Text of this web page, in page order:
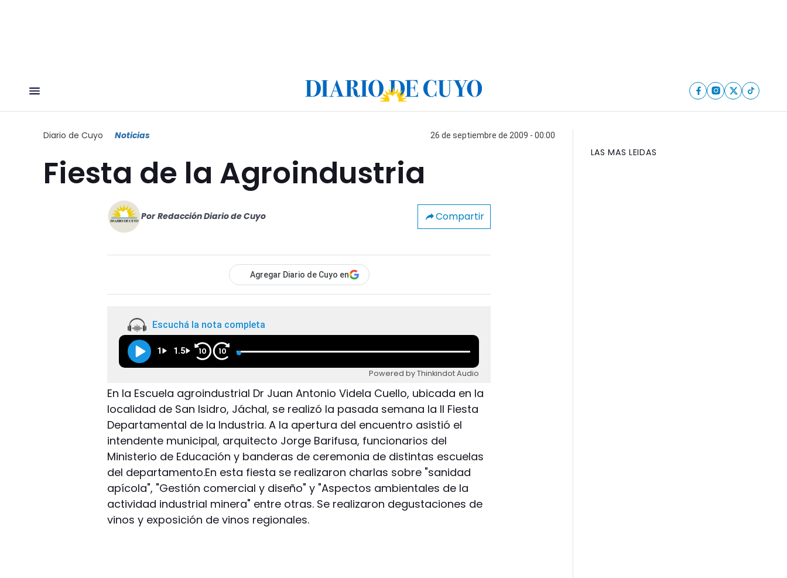
Diario de Cuyo Noticias 26 de septiembre de 2009 - 00:00
Fiesta de la Agroindustria
Por Redacción Diario de Cuyo Compartir
Agregar Diario de Cuyo en
Escuchá la nota completa
1 1.5 10 10
Powered by Thinkindot Audio
En la Escuela agroindustrial Dr Juan Antonio Videla Cuello, ubicada en la
localidad de San Isidro, Jáchal, se realizó la pasada semana la II Fiesta
Departamental de la Industria. A la apertura del encuentro asistió el
intendente municipal, arquitecto Jorge Barifusa, funcionarios del
Ministerio de Educación y banderas de ceremonia de distintas escuelas
del departamento.En esta fiesta se realizaron charlas sobre "sanidad
apícola", "Gestión comercial y diseño" y "Aspectos ambientales de la
actividad industrial minera" entre otras. Se realizaron degustaciones de
vinos y exposición de vinos regionales.
LAS MAS LEIDAS